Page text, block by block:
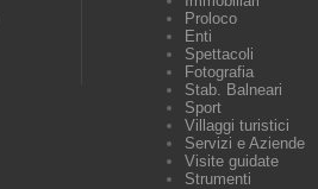
Proloco
Enti
Spettacoli
Fotografia
Stab. Balneari
Sport
Villaggi turistici
Servizi e Aziende
Visite guidate
Strumenti